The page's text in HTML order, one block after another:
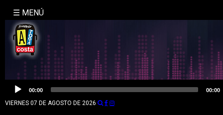
INICIO
NOSOTROS
LA
MOLE
☰ MENÚ
Reproductor
audio
00:00 00:00
VIERNES 07 DE AGOSTO DE 2026